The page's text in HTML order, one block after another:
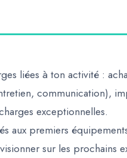
liées à ton activité :
communication),
exceptionnelles.
aux premiers
sur les prochains